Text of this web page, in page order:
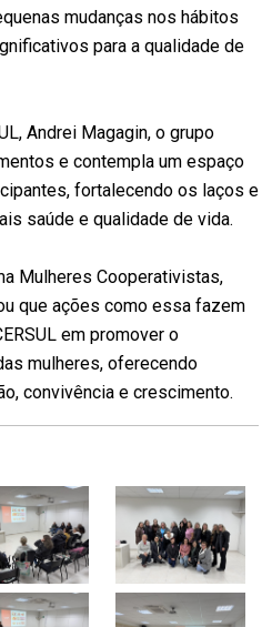
mudanças nos hábitos
para a qualidade de
Andrei Magagin, o grupo
e contempla um espaço
fortalecendo os laços e
saúde e qualidade de vida.
Mulheres Cooperativistas,
que ações como essa fazem
em promover o
mulheres, oferecendo
convivência e crescimento.